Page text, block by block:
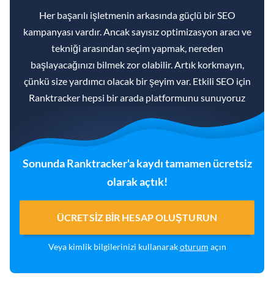
Her başarılı işletmenin arkasında güçlü bir SEO
kampanyası vardır. Ancak sayısız optimizasyon aracı ve
tekniği arasından seçim yapmak, nereden
başlayacağınızı bilmek zor olabilir. Artık korkmayın,
çünkü size yardımcı olacak bir şeyim var. Etkili SEO için
Ranktracker hepsi bir arada platformunu sunuyoruz
Sonunda Ranktracker'a kaydı tamamen ücretsiz
olarak açtık!
ÜCRETSIZ BIR HESAP OLUŞTURUN
Veya kimlik bilgilerinizi kullanarakoturum açın